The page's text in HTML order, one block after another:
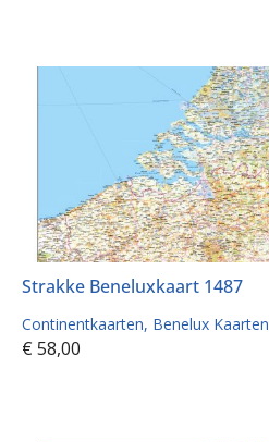
Strakke Beneluxkaart 1487
Continentkaarten Benelux Kaarten
€ 58,00